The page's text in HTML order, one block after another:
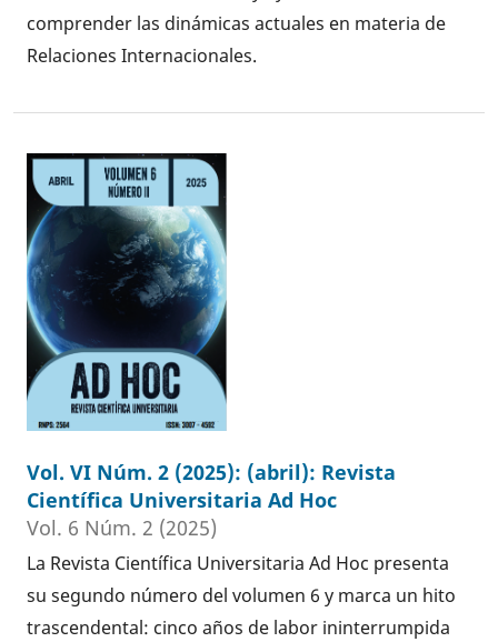
comprender las dinámicas actuales en materia de
Relaciones Internacionales.
Vol. VI Núm. 2 (2025): (abril): Revista
Científica Universitaria Ad Hoc
Vol. 6 Núm. 2 (2025)
La Revista Científica Universitaria Ad Hoc presenta
su segundo número del volumen 6 y marca un hito
trascendental: cinco años de labor ininterrumpida